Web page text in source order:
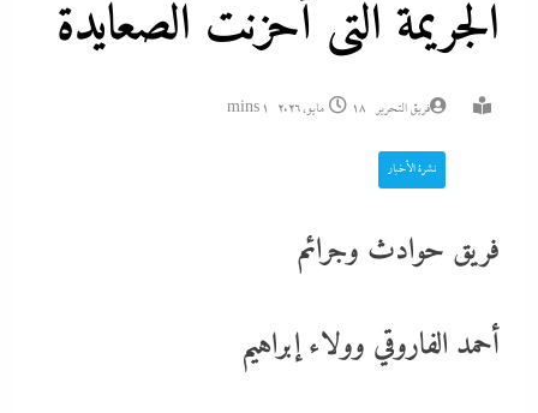
الجريمة التى أحزنت الصعايدة
فريق التحرير 18 مايو، 2026 1 mins
نشرة الأخبار
فريق حوادث وجرائم
أحمد الفاروقي وولاء إبراهيم